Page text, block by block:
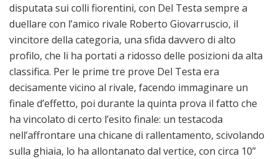
disputata sui colli fiorentini, con Del Testa sempre a
duellare con l’amico rivale Roberto Giovarruscio, il
vincitore della categoria, una sfida davvero di alto
profilo, che li ha portati a ridosso delle posizioni da alta
classifica. Per le prime tre prove Del Testa era
decisamente vicino al rivale, facendo immaginare un
finale d’effetto, poi durante la quinta prova il fatto che
ha vincolato di certo l’esito finale: un testacoda
nell’affrontare una chicane di rallentamento, scivolando
sulla ghiaia, lo ha allontanato dal vertice, con circa 10”